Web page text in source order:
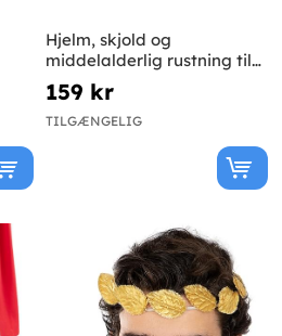
Hjelm, skjold og
middelalderlig rustning til
børn
159 kr
TILGÆNGELIG